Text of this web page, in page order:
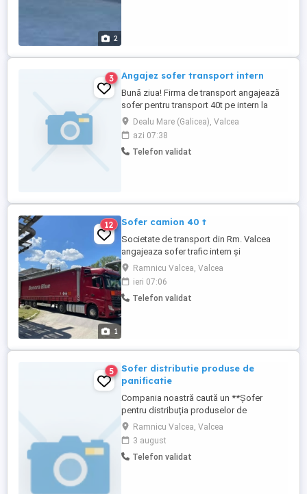
2
3 Angajez sofer transport intern
Bună ziua! Firma de transport angajează
sofer pentru transport 40t pe intern la
prelată, cursele se fac in general din
Vâlcea si retur . Pentru detalii va așteptăm
la telefon
Dealu Mare (Galicea), Valcea
azi 07:38
Telefon validat
1
12 Sofer camion 40 t
Societate de transport din Rm. Valcea
angajeaza sofer trafic intern și
internațional tur-retur (Italia, Spania,
Polonia, Germania) Necesar experiență si
atestat ADR colete!!! Salariu
atractiv+diurnă. Relații la telefon
Ramnicu Valcea, Valcea
ieri 07:06
Telefon validat
5
Sofer distributie produse de
panificatie
Compania noastră caută un **Șofer
pentru distribuția produselor de
panificație** dedicat și responsabil pentru
a se alătura echipei noastre. Candidatul
ideal va avea o atitudine proactivă și va
înțelege importanța livrării la timp și în
Ramnicu Valcea, Valcea
3 august
Telefon validat